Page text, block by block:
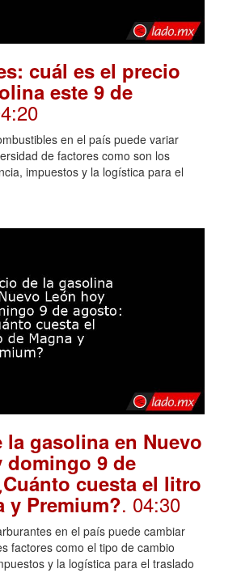
cuál es el precio
este 9 de
en el país puede variar
de factores como son los
impuestos y la logística para el
la gasolina en Nuevo
domingo 9 de
cuesta el litro
y Premium?. 04:30
en el país puede cambiar
factores como el tipo de cambio
y la logística para el traslado